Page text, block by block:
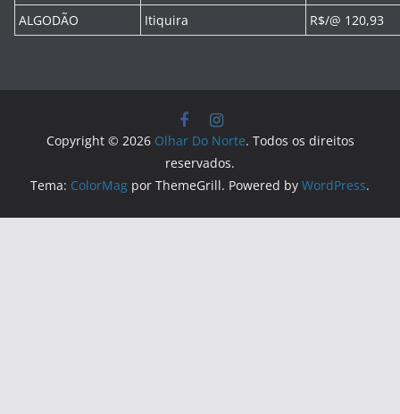
ALGODÃO
Itiquira R$/@ 120,93
Copyright © 2026 Olhar Do Norte. Todos os direitos
reservados.
Tema: ColorMag por ThemeGrill. Powered by WordPress.